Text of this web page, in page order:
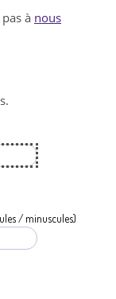
à nous
/ minuscules)